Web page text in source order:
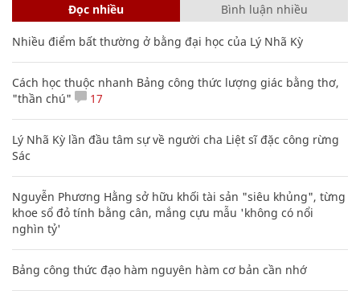
Đọc nhiều Bình luận nhiều
Nhiều điểm bất thường ở bằng đại học của Lý Nhã Kỳ
Cách học thuộc nhanh Bảng công thức lượng giác bằng thơ,
"thần chú"
17
Lý Nhã Kỳ lần đầu tâm sự về người cha Liệt sĩ đặc công rừng
Sác
Nguyễn Phương Hằng sở hữu khối tài sản "siêu khủng", từng
khoe sổ đỏ tính bằng cân, mắng cựu mẫu 'không có nổi
nghìn tỷ'
Bảng công thức đạo hàm nguyên hàm cơ bản cần nhớ